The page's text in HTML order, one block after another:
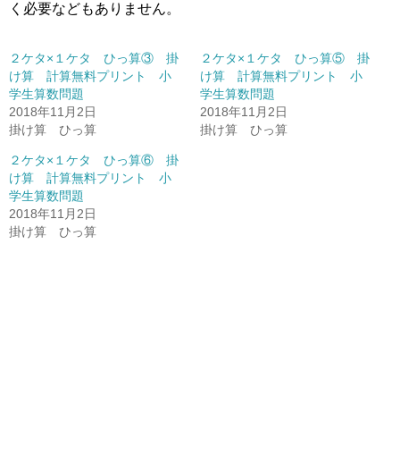
く必要などもありません。
２ケタ×１ケタ ひっ算③ 掛
け算 計算無料プリント 小
学生算数問題
2018年11月2日
掛け算 ひっ算
２ケタ×１ケタ ひっ算⑤ 掛
け算 計算無料プリント 小
学生算数問題
2018年11月2日
掛け算 ひっ算
２ケタ×１ケタ ひっ算⑥ 掛
け算 計算無料プリント 小
学生算数問題
2018年11月2日
掛け算 ひっ算